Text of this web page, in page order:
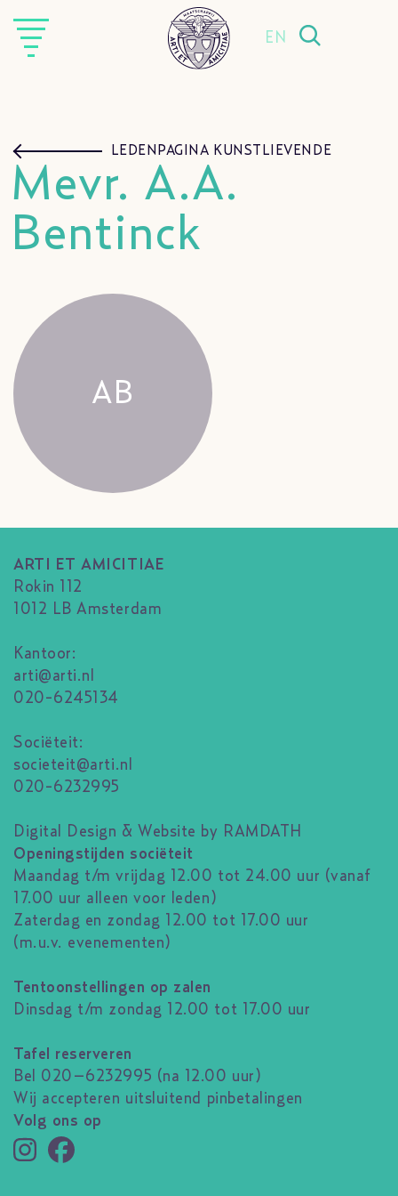
EN
LEDENPAGINA KUNSTLIEVENDE
Mevr. A.A.
Bentinck
AB
ARTI ET AMICITIAE
Rokin 112
1012 LB Amsterdam
Kantoor:
arti@arti.nl
020-6245134
Sociëteit:
societeit@arti.nl
020-6232995
Digital Design & Website by RAMDATH
Openingstijden sociëteit
Maandag t/m vrijdag 12.00 tot 24.00 uur (vanaf
17.00 uur alleen voor leden)
Zaterdag en zondag 12.00 tot 17.00 uur
(m.u.v. evenementen)
Tentoonstellingen op zalen
Dinsdag t/m zondag 12.00 tot 17.00 uur
Tafel reserveren
Bel 020–6232995 (na 12.00 uur)
Wij accepteren uitsluitend pinbetalingen
Volg ons op